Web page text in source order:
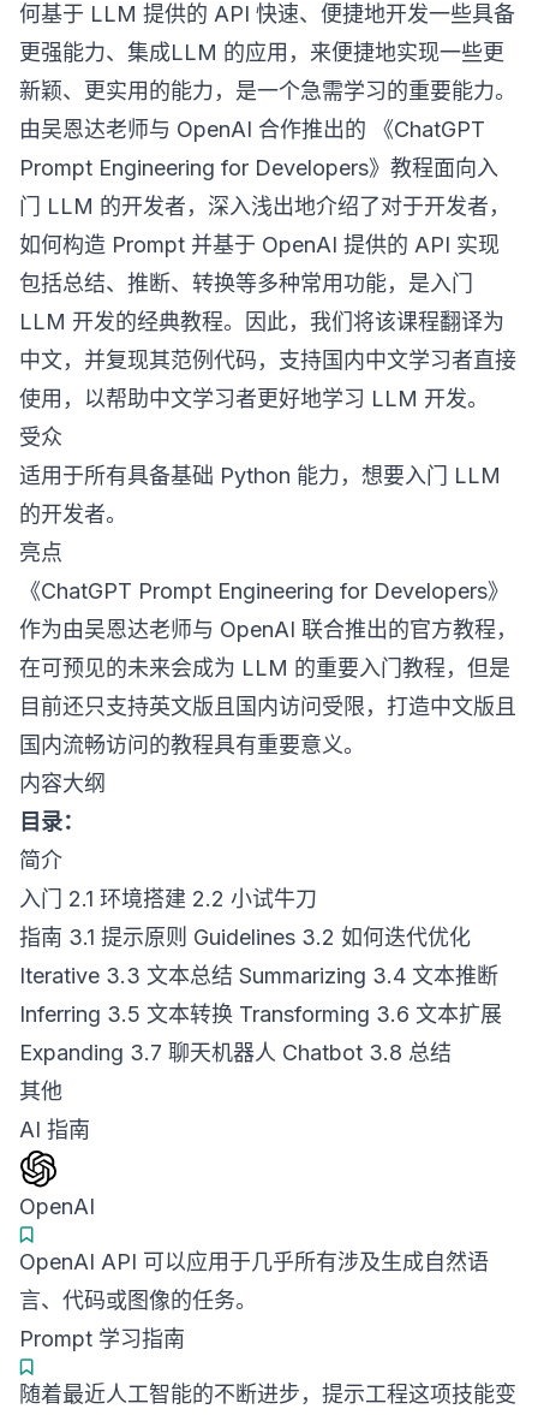
何基于 LLM 提供的 API 快速、便捷地开发一些具备
更强能力、集成LLM 的应用，来便捷地实现一些更
新颖、更实用的能力，是一个急需学习的重要能力。
由吴恩达老师与 OpenAI 合作推出的 《ChatGPT
Prompt Engineering for Developers》教程面向入
门 LLM 的开发者，深入浅出地介绍了对于开发者，
如何构造 Prompt 并基于 OpenAI 提供的 API 实现
包括总结、推断、转换等多种常用功能，是入门
LLM 开发的经典教程。因此，我们将该课程翻译为
中文，并复现其范例代码，支持国内中文学习者直接
使用，以帮助中文学习者更好地学习 LLM 开发。
受众​
适用于所有具备基础 Python 能力，想要入门 LLM
的开发者。
亮点​
《ChatGPT Prompt Engineering for Developers》
作为由吴恩达老师与 OpenAI 联合推出的官方教程，
在可预见的未来会成为 LLM 的重要入门教程，但是
目前还只支持英文版且国内访问受限，打造中文版且
国内流畅访问的教程具有重要意义。
内容大纲​
目录：
简介
入门 2.1 环境搭建 2.2 小试牛刀
指南 3.1 提示原则 Guidelines 3.2 如何迭代优化
Iterative 3.3 文本总结 Summarizing 3.4 文本推断
Inferring 3.5 文本转换 Transforming 3.6 文本扩展
Expanding 3.7 聊天机器人 Chatbot 3.8 总结
其他
AI 指南
OpenAI
OpenAI API 可以应用于几乎所有涉及生成自然语
言、代码或图像的任务。
Prompt 学习指南
随着最近人工智能的不断进步，提示工程这项技能变